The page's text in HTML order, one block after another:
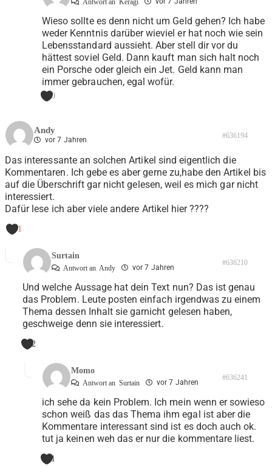
Antwort an Keragi
Wieso sollte es denn nicht um Geld gehen? Ich habe
weder Kenntnis darüber wieviel er hat noch wie sein
Lebensstandard aussieht. Aber stell dir vor du
hättest soviel Geld. Dann kauft man sich halt noch
ein Porsche oder gleich ein Jet. Geld kann man
immer gebrauchen, egal wofür.
0
Andy
vor 7 Jahren #636194
Das interessante an solchen Artikel sind eigentlich die
Kommentaren. Ich gebe es aber gerne zu,habe den Artikel bis
auf die Überschrift gar nicht gelesen, weil es mich gar nicht
interessiert.
Dafür lese ich aber viele andere Artikel hier ????
-1
Surtain
Antwort an Andy vor 7 Jahren
#636210
Und welche Aussage hat dein Text nun? Das ist genau
das Problem. Leute posten einfach irgendwas zu einem
Thema dessen Inhalt sie garnicht gelesen haben,
geschweige denn sie interessiert.
2
Momo
Antwort an Surtain vor 7 Jahren
#636241
ich sehe da kein Problem. Ich mein wenn er sowieso
schon weiß das das Thema ihm egal ist aber die
Kommentare interessant sind ist es doch auch ok.
tut ja keinen weh das er nur die kommentare liest.
1